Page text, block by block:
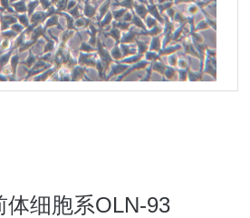
体细胞系OLN-93